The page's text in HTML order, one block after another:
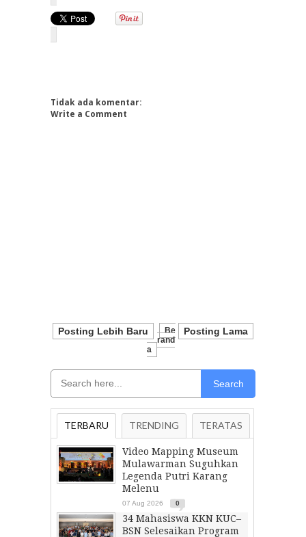
Tidak ada komentar:
Write a Comment
Posting Lebih Baru Posting Lama
Be
Rand
A
Search
TERBARU TRENDING TERATAS
Video Mapping Museum
Mulawarman Suguhkan
Legenda Putri Karang
Melenu
07 Aug 2026 0
34 Mahasiswa KKN KUC–
BSN Selesaikan Program